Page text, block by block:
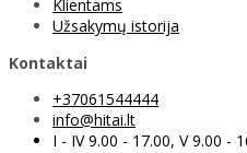
Klientams
Užsakymų istorija
Kontaktai
+37061544444
info@hitai.lt
I - IV 9.00 - 17.00, V 9.00 -